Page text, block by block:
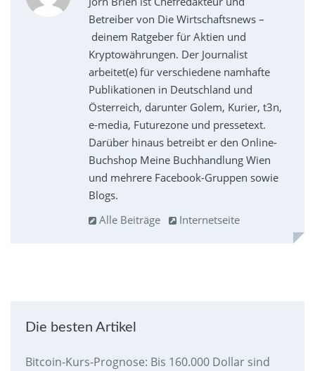
Betreiber von Die Wirtschaftsnews –
deinem Ratgeber für Aktien und
Kryptowährungen. Der Journalist
arbeitet(e) für verschiedene namhafte
Publikationen in Deutschland und
Österreich, darunter Golem, Kurier, t3n,
e-media, Futurezone und pressetext.
Darüber hinaus betreibt er den Online-
Buchshop Meine Buchhandlung Wien
und mehrere Facebook-Gruppen sowie
Blogs.
Alle Beiträge
Internetseite
Die besten Artikel
Bitcoin-Kurs-Prognose: Bis 160.000 Dollar sind